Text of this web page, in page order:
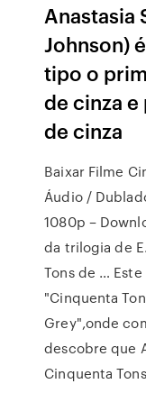
Anastasia
Johnson)
tipo o
de cinza
de cinza
Baixar Filme
Áudio /
1080p –
da trilogia de
Tons de …
"Cinquenta
Grey",onde
descobre que
Cinquenta